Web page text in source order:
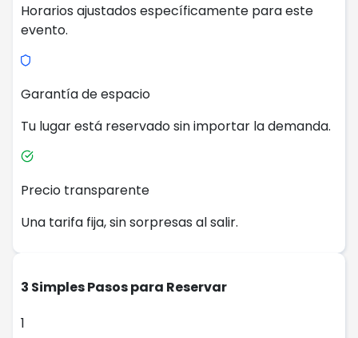
Horarios ajustados específicamente para este
evento.
Garantía de espacio
Tu lugar está reservado sin importar la demanda.
Precio transparente
Una tarifa fija, sin sorpresas al salir.
3 Simples Pasos para Reservar
1